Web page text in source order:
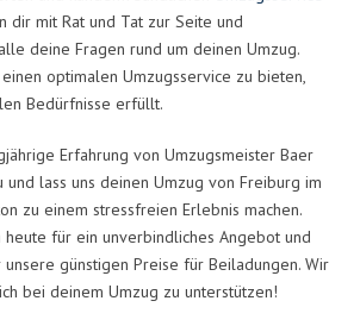
dir mit Rat und Tat zur Seite und
deine Fragen rund um deinen Umzug.
optimalen Umzugsservice zu bieten,
Bedürfnisse erfüllt.
Erfahrung von Umzugsmeister Baer
und lass uns deinen Umzug von Freiburg im
zu einem stressfreien Erlebnis machen.
heute für ein unverbindliches Angebot und
günstigen Preise für Beiladungen. Wir
bei deinem Umzug zu unterstützen!